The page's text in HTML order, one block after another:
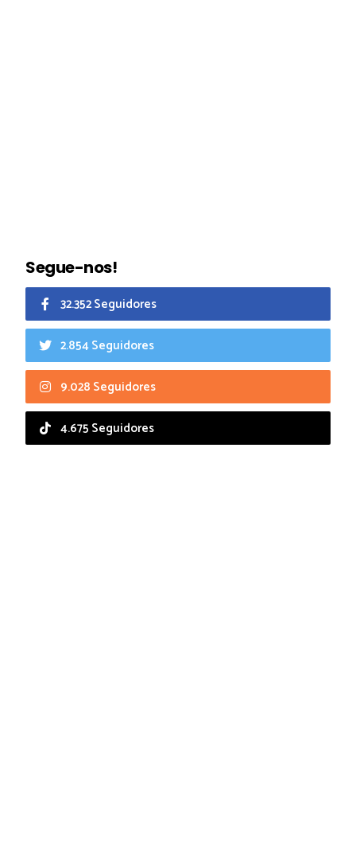
Segue-nos!
32.352 Seguidores
2.854 Seguidores
9.028 Seguidores
4.675 Seguidores